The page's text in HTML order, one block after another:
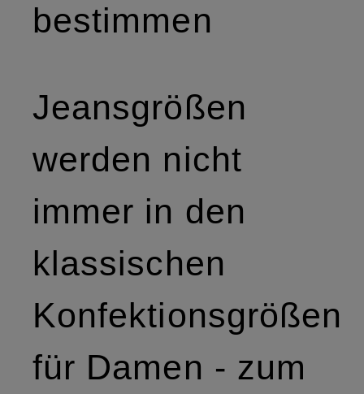
bestimmen
Jeansgrößen
werden nicht
immer in den
klassischen
Konfektionsgrößen
für Damen - zum